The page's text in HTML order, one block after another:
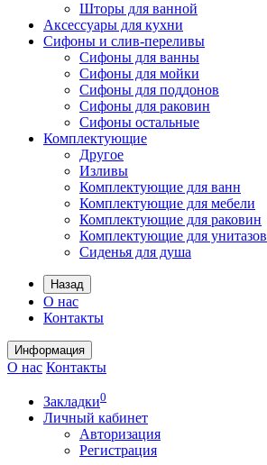
Шторы для ванной
Аксессуары для кухни
Сифоны и слив-переливы
Сифоны для ванны
Сифоны для мойки
Сифоны для поддонов
Сифоны для раковин
Сифоны остальные
Комплектующие
Другое
Изливы
Комплектующие для ванн
Комплектующие для мебели
Комплектующие для раковин
Комплектующие для унитазов
Сиденья для душа
Назад
О нас
Контакты
Информация
О нас Контакты
Закладки0
Личный кабинет
Авторизация
Регистрация